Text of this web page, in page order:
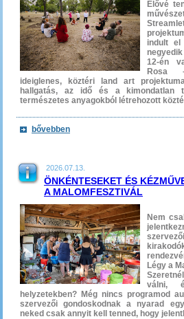
Élővé
indult el
12-én
Rosa
ideiglenes, köztéri land art
hallgatás, az idő és a kimondatlan
természetes anyagokból létrehozott
bővebben
2026.07.13.
ÖNKÉNTESEKET ÉS
A MALOMFESZTIVÁL
Nem
Légy a
válni,
helyzetekben? Még nincs programod
szervezői gondoskodnak a nyarad
neked csak annyit kell tenned, hogy